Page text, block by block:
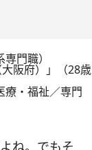
門職）
阪府）」（28歳
療・福祉／専門
ね。でもそ